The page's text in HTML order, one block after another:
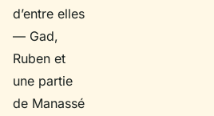
d’entre elles
— Gad,
Ruben et
une partie
de Manassé